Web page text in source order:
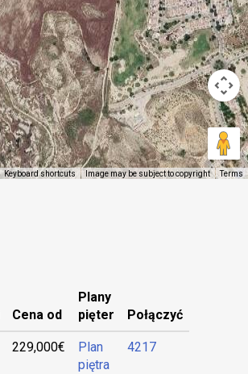
Keyboard shortcuts Image may be subject to copyright Terms
Cena od
Plany
pięter
Połączyć
229,000€
Plan
piętra
4217